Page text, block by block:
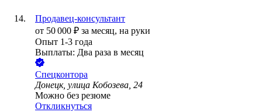
Продавец-консультант
от 50 000 ₽ за месяц, на руки
Опыт 1-3 года
Выплаты: Два раза в месяц
Спецконтора
Донецк, улица Кобозева, 24
Можно без резюме
Откликнуться